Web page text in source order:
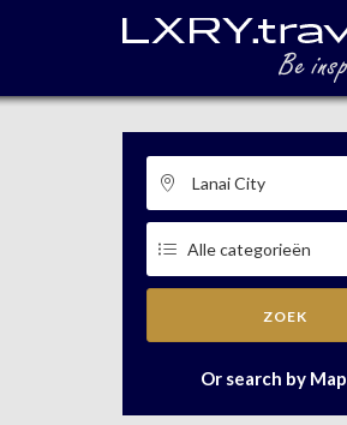
ZOEK
Or search by Map